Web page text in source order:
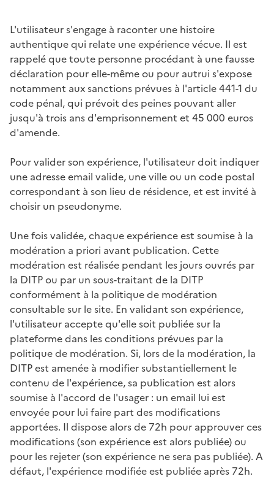
L'utilisateur s'engage à raconter une histoire
authentique qui relate une expérience vécue. Il est
rappelé que toute personne procédant à une fausse
déclaration pour elle-même ou pour autrui s'expose
notamment aux sanctions prévues à l'article 441-1 du
code pénal, qui prévoit des peines pouvant aller
jusqu'à trois ans d'emprisonnement et 45 000 euros
d'amende.
Pour valider son expérience, l'utilisateur doit indiquer
une adresse email valide, une ville ou un code postal
correspondant à son lieu de résidence, et est invité à
choisir un pseudonyme.
Une fois validée, chaque expérience est soumise à la
modération a priori avant publication. Cette
modération est réalisée pendant les jours ouvrés par
la DITP ou par un sous-traitant de la DITP
conformément à la politique de modération
consultable sur le site. En validant son expérience,
l'utilisateur accepte qu'elle soit publiée sur la
plateforme dans les conditions prévues par la
politique de modération. Si, lors de la modération, la
DITP est amenée à modifier substantiellement le
contenu de l'expérience, sa publication est alors
soumise à l'accord de l'usager : un email lui est
envoyée pour lui faire part des modifications
apportées. Il dispose alors de 72h pour approuver ces
modifications (son expérience est alors publiée) ou
pour les rejeter (son expérience ne sera pas publiée). A
défaut, l'expérience modifiée est publiée après 72h.